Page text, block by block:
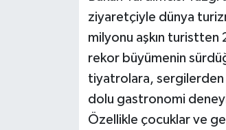
ziyaretçiyle dünya
milyonu aşkın
rekor büyümenin
tiyatrolara, sergilerden
dolu gastronomi
Özellikle çocuklar ve